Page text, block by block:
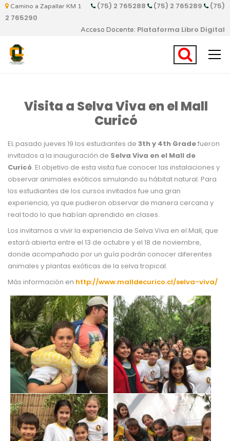
Camino a Zapallar KM 1 (75) 2 765288 (75) 2 765289
(75)
2 765290
Acceso Docente: Plataforma Libro Digital
Visita a Selva Viva en el Mall
Curicó
EL pasado jueves 19 los estudiantes de 3th y 4th Gradefueron
invitados a la inauguración de Selva Viva en el Mall de
Curicó. El objetivo de esta visita fue conocer las instalaciones y
observar animales exóticos simulando su hábitat natural. Para
los estudiantes de los cursos invitados fue una gran
experiencia, ya que pudieron observar de manera cercana y
real todo lo que habían aprendido en clases.
Los invitamos a vivir la experiencia de Selva Viva en el Mall, que
estará abierta entre el 13 de octubre y el 18 de noviembre,
donde acompañado por un guía podrán conocer diferentes
animales y plantas exóticas de la selva tropical.
Más información en http://www.malldecurico.cl/selva-viva/